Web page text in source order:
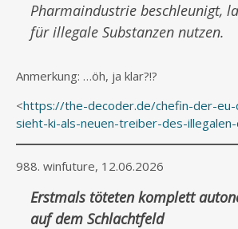
Pharmaindustrie beschleunigt,
für illegale Substanzen nutzen.
Anmerkung: …öh, ja klar?!?
<https://the-decoder.de/chefin-der-
sieht-ki-als-neuen-treiber-des-
988. winfuture, 12.06.2026
Erstmals töteten komplett
auf dem Schlachtfeld